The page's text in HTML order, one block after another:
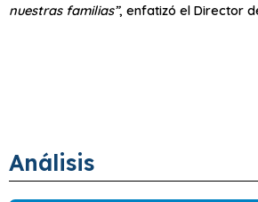
nuestras familias”, enfatizó el Director
Análisis